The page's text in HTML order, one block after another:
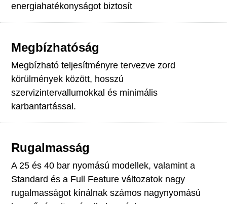
energiahatékonyságot biztosít
Megbízhatóság
Megbízható teljesítményre tervezve zord
körülmények között, hosszú
szervizintervallumokkal és minimális
karbantartással.
Rugalmasság
A 25 és 40 bar nyomású modellek, valamint a
Standard és a Full Feature változatok nagy
rugalmasságot kínálnak számos nagynyomású